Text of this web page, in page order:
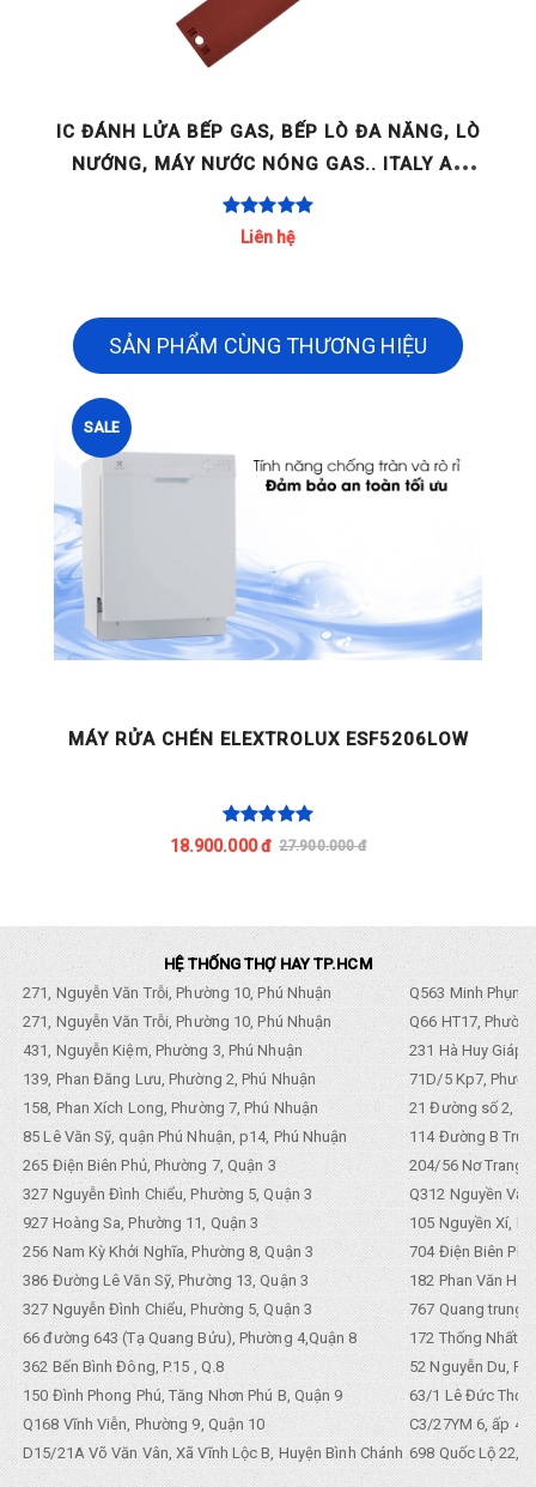
IC ĐÁNH LỬA BẾP GAS, BẾP LÒ ĐA NĂNG, LÒ
NƯỚNG, MÁY NƯỚC NÓNG GAS.. ITALY AC
220-240V 2 LÒ / 4 LÒ / [...]
Liên hệ
SẢN PHẨM CÙNG THƯƠNG HIỆU
SALE
MÁY RỬA CHÉN ELEXTROLUX ESF5206LOW
18.900.000 đ 27.900.000 đ
HỆ THỐNG THỢ HAY TP.HCM
271, Nguyễn Văn Trỗi, Phường 10, Phú Nhuận
Q563 Minh
271, Nguyễn Văn Trỗi, Phường 10, Phú Nhuận
Q66 HT17,
431, Nguyễn Kiệm, Phường 3, Phú Nhuận
231 Hà Huy Giáp,
139, Phan Đăng Lưu, Phường 2, Phú Nhuận
71D/5 Kp7,
158, Phan Xích Long, Phường 7, Phú Nhuận
21 Đường số 2,
85 Lê Văn Sỹ, quận Phú Nhuận, p14, Phú Nhuận
114 Đường B
265 Điện Biên Phủ, Phường 7, Quận 3
204/56 Nơ Trang
327 Nguyễn Đình Chiểu, Phường 5, Quận 3
Q312 Nguyền
927 Hoàng Sa, Phường 11, Quận 3
105 Nguyền Xí,
256 Nam Kỳ Khởi Nghĩa, Phường 8, Quận 3
704 Điện Biên
386 Đường Lê Văn Sỹ, Phường 13, Quận 3
182 Phan Văn
327 Nguyễn Đình Chiểu, Phường 5, Quận 3
767 Quang trung,
66 đường 643 (Tạ Quang Bửu), Phường 4,Quận 8
172 Thống Nhất.
362 Bến Bình Đông, P.15 , Q.8
52 Nguyễn Du,
150 Đình Phong Phú, Tăng Nhơn Phú B, Quận 9
63/1 Lê Đức Thọ,
Q168 Vĩnh Viễn, Phường 9, Quận 10
C3/27YM 6, ấp 4,
D15/21A Võ Văn Vân, Xã Vĩnh Lộc B, Huyện Bình Chánh 698 Quốc Lộ 22,